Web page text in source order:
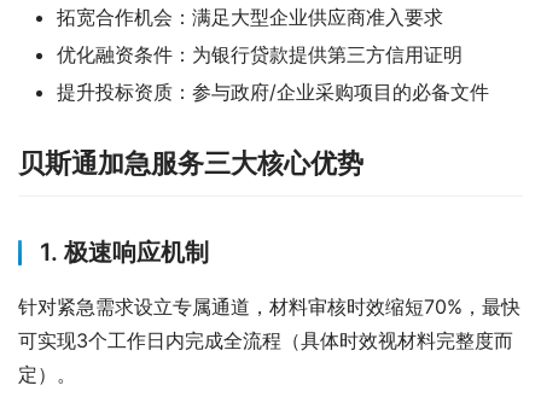
拓宽合作机会：满足大型企业供应商准入要求
优化融资条件：为银行贷款提供第三方信用证明
提升投标资质：参与政府/企业采购项目的必备文件
贝斯通加急服务三大核心优势
1. 极速响应机制
针对紧急需求设立专属通道，材料审核时效缩短70%，最快
可实现3个工作日内完成全流程（具体时效视材料完整度而
定）。